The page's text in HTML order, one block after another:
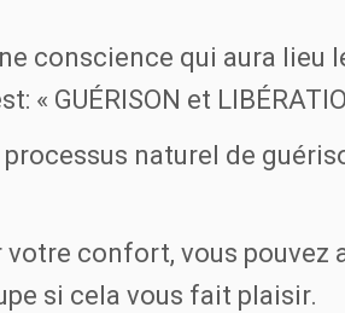
conscience qui aura lieu
« GUÉRISON et
naturel de
confort, vous pouvez
si cela vous fait plaisir.